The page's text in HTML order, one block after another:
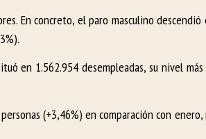
En concreto, el paro masculino
en 1.562.954 desempleadas, su nivel
(+3,46%) en comparación con